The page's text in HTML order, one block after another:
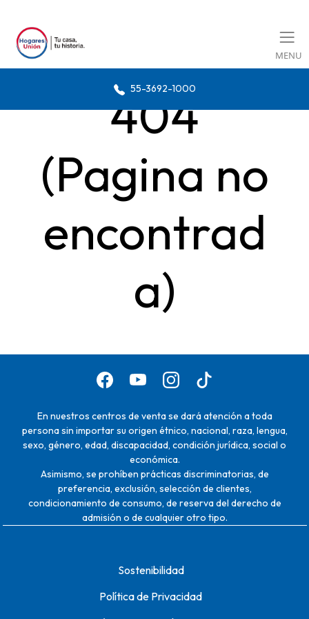
MENU
55-3692-1000
404
(Pagina no
encontrad
a)
En nuestros centros de venta se dará atención a toda
persona sin importar su origen étnico, nacional, raza, lengua,
sexo, género, edad, discapacidad, condición jurídica, social o
económica.
Asimismo, se prohíben prácticas discriminatorias, de
preferencia, exclusión, selección de clientes,
condicionamiento de consumo, de reserva del derecho de
admisión o de cualquier otro tipo.
Sostenibilidad
Política de Privacidad